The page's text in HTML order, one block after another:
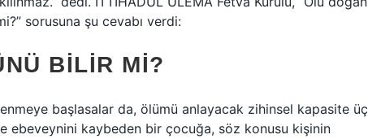
sorusuna şu cevabı verdi:
BILIR MI?
başlasalar da, ölümü anlayacak zihinsel kapasite üç
ebeveynini kaybeden bir çocuğa, söz konusu kişinin